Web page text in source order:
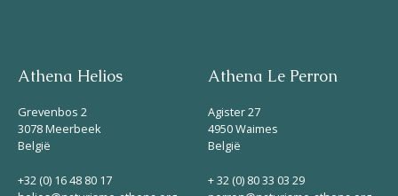
Athena Helios
Grevenbos 2
3078 Meerbeek
België
+32 (0) 16 48 80 17
Athena Le Perron
Agister 27
4950 Waimes
België
+ 32 (0) 80 33 03 29